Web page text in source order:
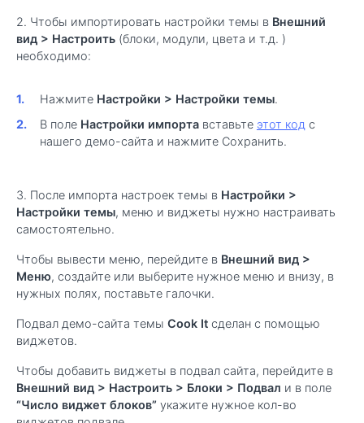
2. Чтобы импортировать настройки темы в Внешний
вид > Настроить (блоки, модули, цвета и т.д. )
необходимо:
Нажмите Настройки > Настройки темы.
В поле Настройки импортавставьте этот код с
нашего демо-сайта и нажмите Сохранить.
3. После импорта настроек темы в Настройки >
Настройки темы, меню и виджеты нужно настраивать
самостоятельно.
Чтобы вывести меню, перейдите в Внешний вид >
Меню, создайте или выберите нужное меню и внизу, в
нужных полях, поставьте галочки.
Подвал демо-сайта темы Cook It сделан с помощью
виджетов.
Чтобы добавить виджеты в подвал сайта, перейдите в
Внешний вид > Настроить > Блоки > Подвал и в поле
“Число виджет блоков” укажите нужное кол-во